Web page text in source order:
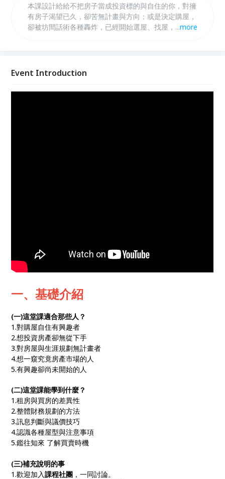
本課設計給給不把房子當成投資標的與自住的你，對擁
有房子渴望已久，卻苦無計畫與方向；或是決定購屋，
卻被坊間話術各種轟炸，已經開始選屋、找屋，但卻不
...more
Event Introduction
一、基礎介紹
(一)這堂課適合那些人？
1.對購屋自住有興趣者
2.想投資房產卻無從下手
3.對房屋與生涯規劃無計畫者
4.想一窺究竟房產市場的人
5.有興趣卻尚未開始的人
(二)這堂課能學到什麼？
1.租房與買房的差異性
2.整體財務規劃的方法
3.訊息判斷與議價技巧
4.認識各種屋型與注意事項
5.鑑往知來 了解買賣時機
(三)補充說明的事
1.歡迎加入課程社團 ，一同討論。